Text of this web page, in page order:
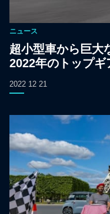
ニュース
超小型車から巨大
2022年のトップ
2022 12 21